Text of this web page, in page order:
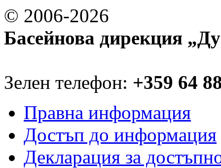
© 2006-2026
Басейнова дирекция
Зелен телефон: +359 64
Правна информация
Достъп до информация
Декларация за